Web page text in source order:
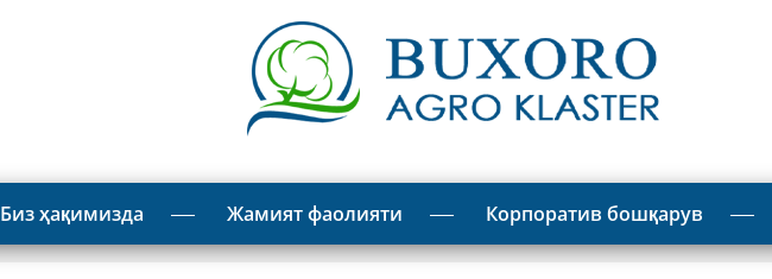
Биз ҳақимизда Жамият фаолияти Корпоратив бошқарув